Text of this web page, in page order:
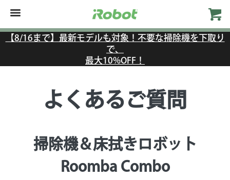
【8/16まで】最新モデルも対象！不要な掃除機を下取り
で、
最大10%OFF！
よくあるご質問
掃除機＆床拭きロボット
Roomba Combo